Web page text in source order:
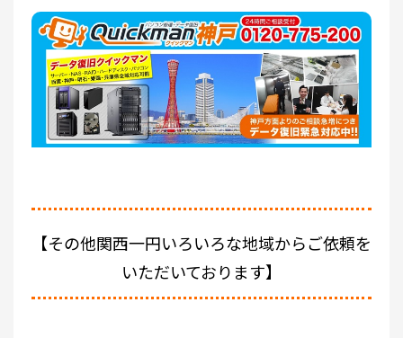
【その他関西一円いろいろな地域からご依頼を
いただいております】